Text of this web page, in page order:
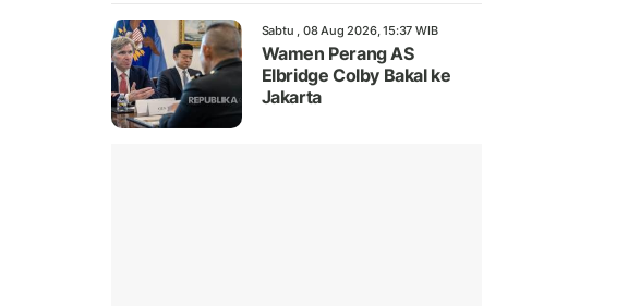
Sabtu , 08 Aug 2026, 15:37 WIB
Wamen Perang AS
Elbridge Colby Bakal ke
Jakarta